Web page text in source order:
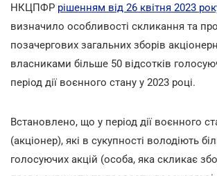
НКЦПФР рішенням від 26 квітня 2023
визначило особливості скликання та
позачергових загальних зборів
власниками більше 50 відсотків
період дії воєнного стану у 2023 році.
Встановлено, що у період дії воєнного
(акціонер), які в сукупності володіють
голосуючих акцій (особа, яка скликає